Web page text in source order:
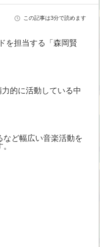
この記事は3分で読めます
を担当する「森岡賢
的に活動している中
ど幅広い音楽活動を